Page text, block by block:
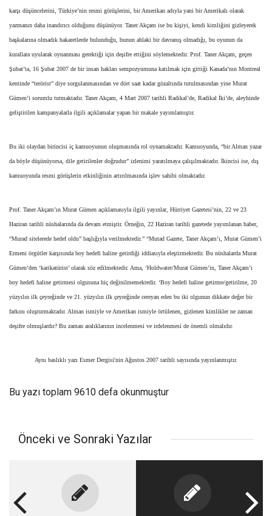
karşı düşüncelerini, Türkiye’nin resmi görüşlerini, bir Amerikan adıyla yani bir Amerikalı olarak
yazmanın daha inandırıcı olduğunu düşünüyor. Taner Akçam ise bu kişiyi, kendi kimliğini gizleyerek
başkalarına olmadık hakaretlerde bulunduğu, bunun ahlaki bir davranış olmadığı, bu oyunun da
kurallara uyularak oynanması gerektiği için deşifre ettiğini söylemektedir. Prof. Taner Akçam, geçen
Şubat’ta, 16 Şubat 2007 de bir insan hakları sempozyumuna katılmak için gittiği Kanada’nın Montreal
kentinde “terörist” diye sorgulanmasından ve dört saat kadar gözaltında tutulmasından yine Murat
Gümen’i sorumlu tutmaktadır. Taner Akçam, 4 Mart 2007 tarihli Radikal’de, Radikal İki’de, aleyhinde
geliştirilen kampanyalarla ilgili açıklamalar yapan bir makale yayımlamıştır.
Bu iki olaydan birincisi iç kamuoyunun oluşmasında rol oynamaktadır. Kamuoyunda, “bir Alman yazar
da böyle düşünüyorsa, dile getirilenler doğrudur” izlenimi yaratılmaya çalışılmaktadır. İkincisi ise, dış
kamuoyunda resmi görüşlerin etkinliğinin artırılmasında işlev sahibi olmaktadır.
Prof. Taner Akçam’ın Murat Gümen açıklamasıyla ilgili yayınlar, Hürriyet Gazetesi’nin, 22 ve 23
Haziran tarihli nüshalarında da devam etmiştir. Örneğin, 22 Haziran tarihli gazetede yayımlanan haber,
“Murad sitelerede hedef oldu” başlığıyla verilmektedir.” “Mutad Gazete, Taner Akçam’ı, Murat Gümen’i
Ermeni örgütler karşısında boy hedefi haline getirdiği iddiasıyla eleştirmektedir. Bu nüshalarda Murat
Gümen’den ‘karikatürist’ olarak söz edilmektedir. Ama, ‘Holdwater/Murat Gümen’in, Taner Akçam’ı
boy hedefi haline getirmesi olgusuna hiç değinilmemektedir. ‘Boy hedefi haline getirme/getirilme, 20
yüzyılın ilk çeyreğinde ve 21. yüzyılın ilk çeyreğinde cereyan eden bu iki olgunun dikkate değer bir
farkını oluşturmaktadır. Alman ismiyle ve Amerikan ismiyle örtülenen, gizlenen kimlikler ne zaman
deşifre olmuşlardır? Bu zaman aralıklarının incelenmesi ve irdelenmesi de önemli olmalıdır.
Aynı baslıklı yazı Esmer Dergisi'nin Ağustos 2007 tarihli sayısında yayınlanmıştır.
Bu yazı toplam 9610 defa okunmuştur
Önceki ve Sonraki Yazılar